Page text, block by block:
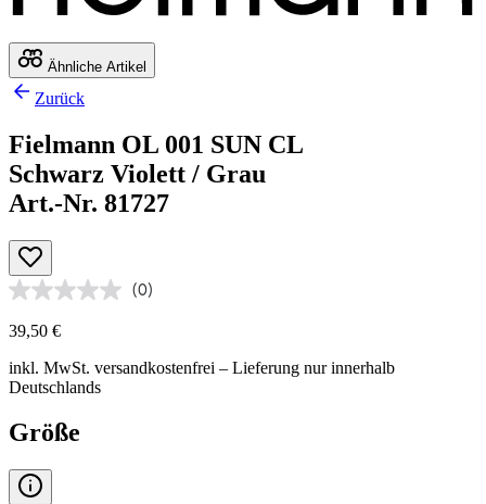
Ähnliche Artikel
Zurück
Fielmann OL 001 SUN CL
Schwarz Violett / Grau
Art.-Nr. 81727
(0)
39,50 €
inkl. MwSt. versandkostenfrei – Lieferung nur innerhalb
Deutschlands
Größe